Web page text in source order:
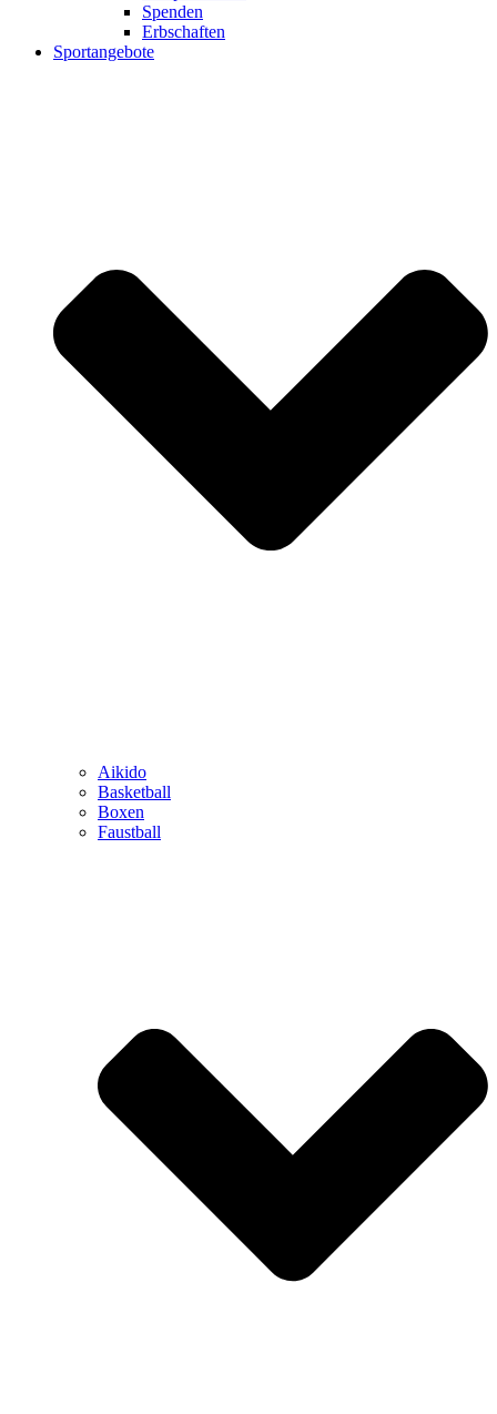
Spenden
Erbschaften
Sportangebote
Aikido
Basketball
Boxen
Faustball